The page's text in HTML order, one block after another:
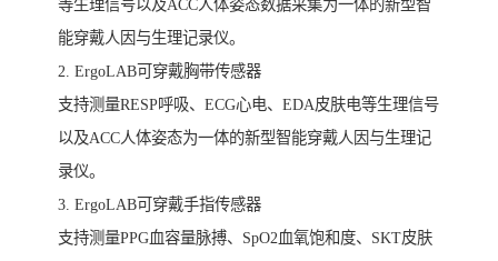
等生理信号以及ACC人体姿态数据采集为一体的新型智
能穿戴人因与生理记录仪。
2. ErgoLAB可穿戴胸带传感器
支持测量RESP呼吸、ECG心电、EDA皮肤电等生理信号
以及ACC人体姿态为一体的新型智能穿戴人因与生理记
录仪。
3. ErgoLAB可穿戴手指传感器
支持测量PPG血容量脉搏、SpO2血氧饱和度、SKT皮肤